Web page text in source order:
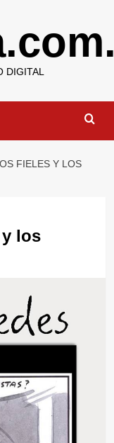
DIGITAL
FIELES Y LOS
los